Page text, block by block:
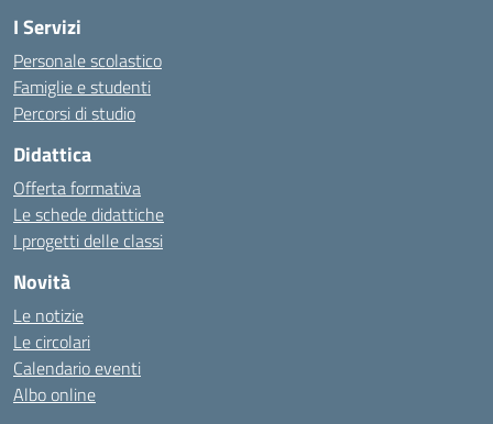
I Servizi
Personale scolastico
Famiglie e studenti
Percorsi di studio
Didattica
Offerta formativa
Le schede didattiche
I progetti delle classi
Novità
Le notizie
Le circolari
Calendario eventi
Albo online